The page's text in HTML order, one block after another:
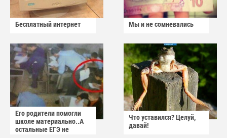
Бесплатный интернет Мы и не сомневались
Его родители помогли
школе материально..А
остальные ЕГЭ не
Что уставился? Целуй,
давай!